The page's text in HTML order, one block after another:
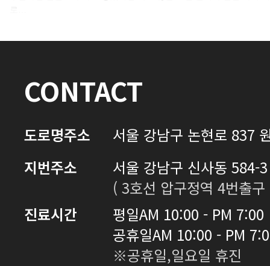
CONTACT
도로명주소
서울 강남구 논현로 837
지번주소
서울 강남구 신사동 584-
( 3호선 압구정역 4번출
진료시간
평일AM 10:00 - PM 7:00
공휴일AM 10:00 - PM
※공휴일,일요일 휴진